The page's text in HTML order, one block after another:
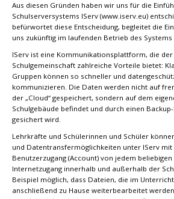
Aus diesen Gründen haben wir uns für die
Schulserversystems IServ (www.iserv.eu)
befürwortet diese Entscheidung, begleitet die
uns zukünftig im laufenden Betrieb des
IServ ist eine Kommunikationsplattform, die der
Schulgemeinschaft zahlreiche Vorteile bietet:
Gruppen können so schneller und
kommunizieren. Die Daten werden nicht auf
der „Cloud“ gespeichert, sondern auf dem
Schulgebäude befindet und durch einen
gesichert wird.
Lehrkräfte und Schülerinnen und Schüler
und Datentransfermöglichkeiten unter IServ
Benutzerzugang (Account) von jedem
Internetzugang innerhalb und außerhalb der
Beispiel möglich, dass Dateien, die im
anschließend zu Hause weiterbearbeitet